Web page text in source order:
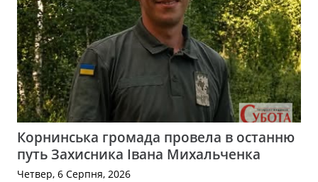
Корнинська громада провела в останню
путь Захисника Івана Михальченка
Четвер, 6 Серпня, 2026